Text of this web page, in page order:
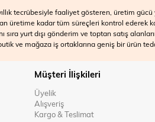
tecrübesiyle faaliyet gösteren, üretim
üretime kadar tüm süreçleri kontrol ederek
sıra yurt dışı gönderim ve toptan satış
ve mağaza iş ortaklarına geniş bir ürün
Müşteri İlişkileri
Üyelik
Alışveriş
Kargo & Teslimat